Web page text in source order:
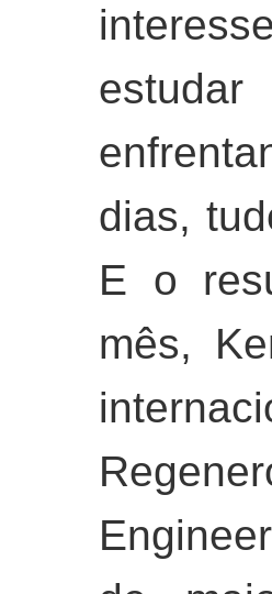
dias,
E o
mês,